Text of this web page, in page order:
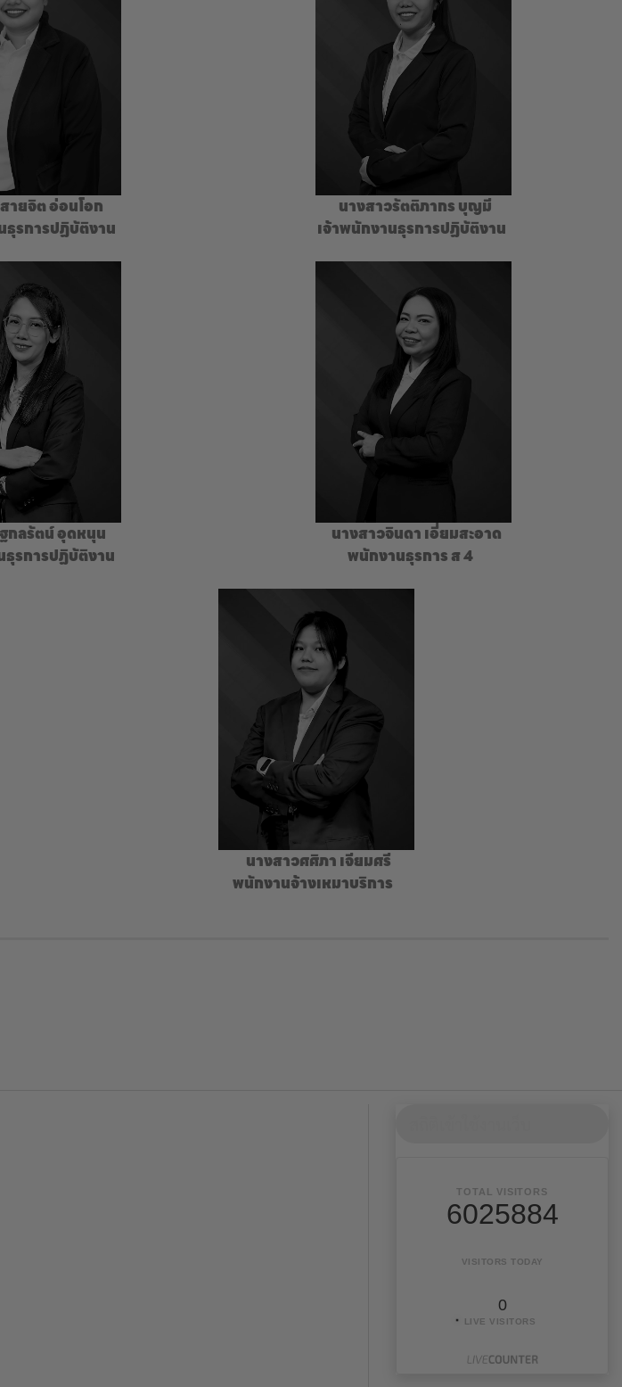
ายจิต อ่อนโอก
ธุรการปฏิบัติงาน
นางสาวรัตติภากร​ บุญมี
เจ้าพนักงานธุรการปฏิบัติงาน
กลรัตน์ อุดหนุน
ธุรการปฏิบัติงาน
นางสาวจินดา เอี่ยมสะอาด
พนักงานธุรการ ส 4
นางสาวศศิภา เจียมศรี
พนักงานจ้างเหมาบริการ
TOTAL VISITORS
6025884
VISITORS TODAY
0
LIVE VISITORS